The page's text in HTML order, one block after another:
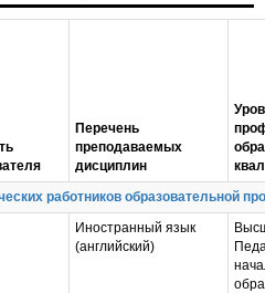
Перечень
преподаваемых
дисциплин
работников образовательной
Иностранный язык
(английский)